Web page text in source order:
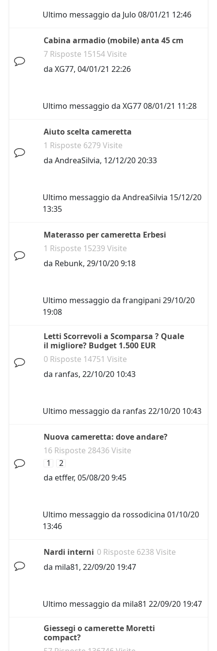
Ultimo messaggio da Julo 08/01/21 12:46
Cabina armadio (mobile) anta 45 cm
7 Risposte 15154 Visite
da XG77, 04/01/21 22:26
Ultimo messaggio da XG7708/01/21 11:28
Aiuto scelta cameretta
1 Risposte 6279 Visite
da AndreaSilvia, 12/12/20 20:33
Ultimo messaggio da AndreaSilvia 15/12/20
13:35
Materasso per cameretta Erbesi
1 Risposte 15239 Visite
da Rebunk, 29/10/20 9:18
Ultimo messaggio da frangipani 29/10/20
19:08
Letti Scorrevoli a Scomparsa ? Quale
il migliore? Budget 1.500 EUR
0 Risposte 14751 Visite
da ranfas, 22/10/20 10:43
Ultimo messaggio da ranfas 22/10/20 10:43
Nuova cameretta: dove andare?
16 Risposte 28436 Visite
1
2
da etffer, 05/08/20 9:45
Ultimo messaggio da rossodicina 01/10/20
13:46
Nardi interni 0 Risposte 6238 Visite
da mila81, 22/09/20 19:47
Ultimo messaggio da mila81 22/09/20 19:47
Giessegi o camerette Moretti
compact?